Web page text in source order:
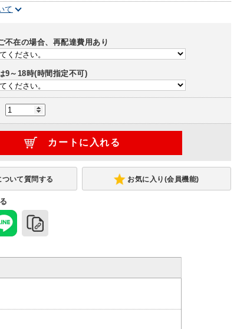
て
不在の場合、再配達費用あり
9～18時(時間指定不可)
お気に入り(会員機能)